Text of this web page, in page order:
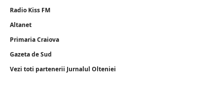
Radio Kiss FM
Altanet
Primaria Craiova
Gazeta de Sud
Vezi toti partenerii Jurnalul Olteniei